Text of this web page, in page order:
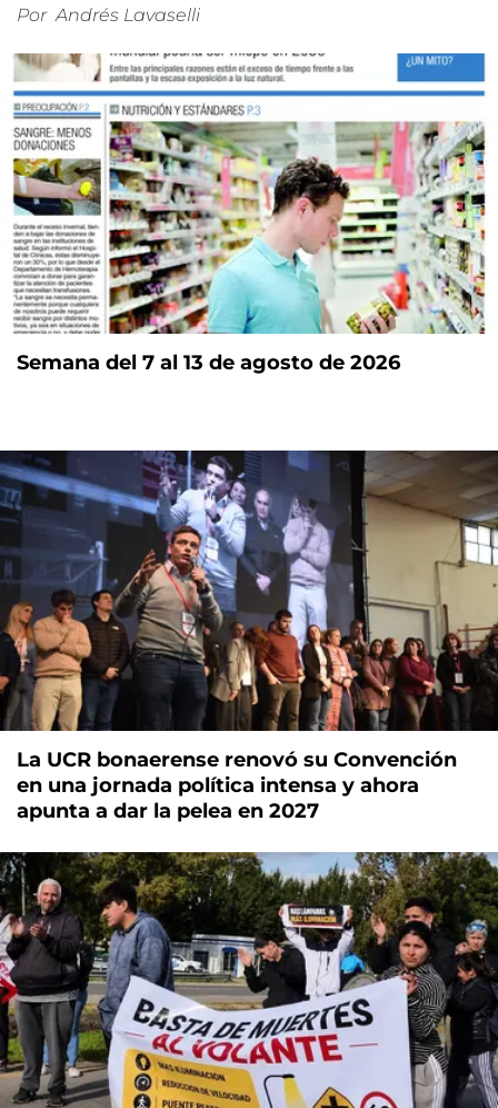
Por Andrés Lavaselli
Semana del 7 al 13 de agosto de 2026
La UCR bonaerense renovó su Convención
en una jornada política intensa y ahora
apunta a dar la pelea en 2027